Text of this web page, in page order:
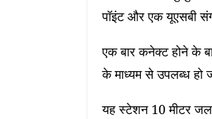
पॉइंट और एक यूएसबी
एक बार कनेक्ट होने के
के माध्यम से उपलब्ध हो
यह स्टेशन 10 मीटर